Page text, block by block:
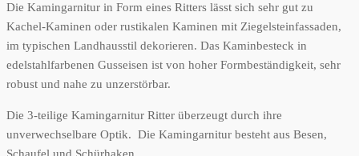
Die Kamingarnitur in Form eines Ritters lässt sich sehr gut zu
Kachel-Kaminen oder rustikalen Kaminen mit Ziegelsteinfassaden,
im typischen Landhausstil dekorieren. Das Kaminbesteck in
edelstahlfarbenen Gusseisen ist von hoher Formbeständigkeit, sehr
robust und nahe zu unzerstörbar.
Die 3-teilige Kamingarnitur Ritter überzeugt durch ihre
unverwechselbare Optik. Die Kamingarnitur besteht aus Besen,